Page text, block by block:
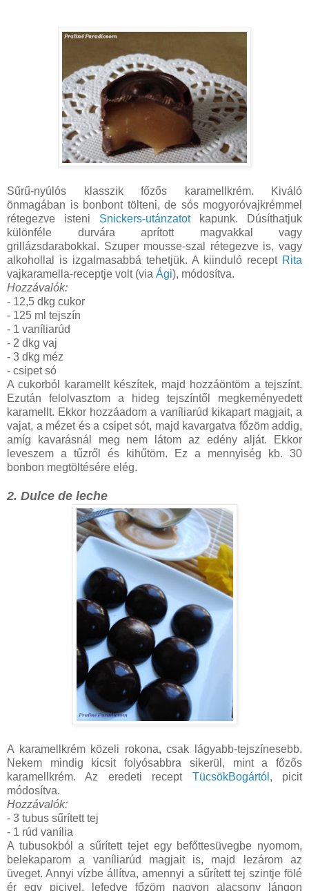
Sűrű-nyúlós klasszik főzős karamellkrém. Kiváló
önmagában is bonbont tölteni, de sós mogyoróvajkrémmel
rétegezve isteni Snickers-utánzatotkapunk. Dúsíthatjuk
különféle durvára aprított magvakkal vagy
grillázsdarabokkal. Szuper mousse-szal rétegezve is, vagy
alkohollal is izgalmasabbá tehetjük. A kiinduló recept Rita
vajkaramella-receptje volt (via Ági), módosítva.
Hozzávalók:
- 12,5 dkg cukor
- 125 ml tejszín
- 1 vaníliarúd
- 2 dkg vaj
- 3 dkg méz
- csipet só
A cukorból karamellt készítek, majd hozzáöntöm a tejszínt.
Ezután felolvasztom a hideg tejszíntől megkeményedett
karamellt. Ekkor hozzáadom a vaníliarúd kikapart magjait, a
vajat, a mézet és a csipet sót, majd kavargatva főzöm addig,
amíg kavarásnál meg nem látom az edény alját. Ekkor
leveszem a tűzről és kihűtöm. Ez a mennyiség kb. 30
bonbon megtöltésére elég.
2. Dulce de leche
A karamellkrém közeli rokona, csak lágyabb-tejszínesebb.
Nekem mindig kicsit folyósabbra sikerül, mint a főzős
karamellkrém. Az eredeti recept TücsökBogártól , picit
módosítva.
Hozzávalók:
- 3 tubus sűrített tej
- 1 rúd vanília
A tubusokból a sűrített tejet egy befőttesüvegbe nyomom,
belekaparom a vaníliarúd magjait is, majd lezárom az
üveget. Annyi vízbe állítva, amennyi a sűrített tej szintje fölé
ér egy picivel, lefedve főzöm nagyon alacsony lángon